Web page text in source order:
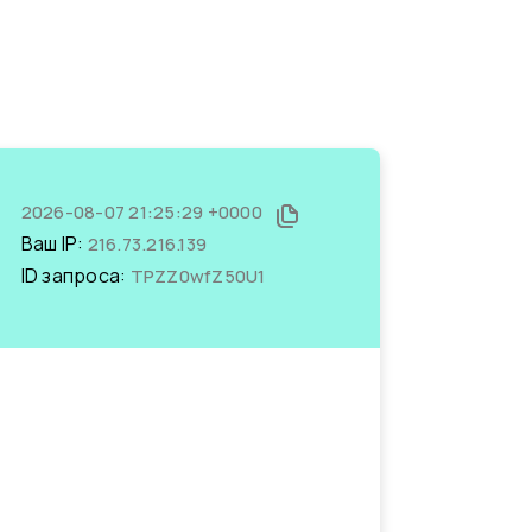
2026-08-07 21:25:29 +0000
Ваш IP: 216.73.216.139
ID запроса: TPZZ0wfZ50U1